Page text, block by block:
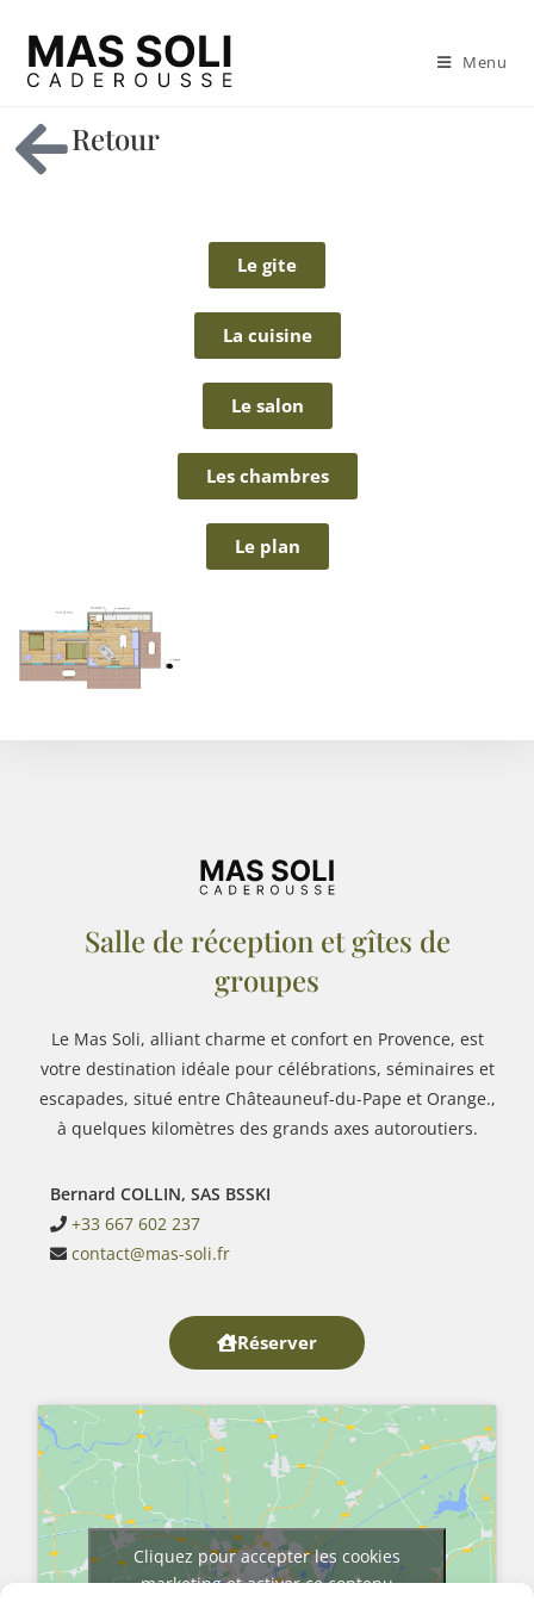
Menu
Retour
Le gite
La cuisine
Le salon
Les chambres
Le plan
Salle de réception et gîtes de
groupes
Le Mas Soli, alliant charme et confort en Provence, est
votre destination idéale pour célébrations, séminaires et
escapades, situé entre Châteauneuf-du-Pape et Orange.,
à quelques kilomètres des grands axes autoroutiers.
Bernard COLLIN, SAS BSSKI
+33 667 602 237
contact@mas-soli.fr
Réserver
Cliquez pour accepter les cookies
marketing et activer ce contenu